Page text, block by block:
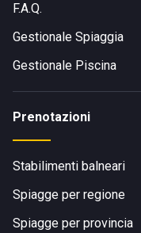
F.A.Q.
Gestionale Spiaggia
Gestionale Piscina
Prenotazioni
Stabilimenti balneari
Spiagge per regione
Spiagge per provincia